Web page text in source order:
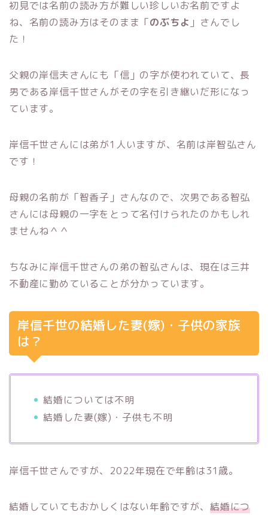
初見では名前の読み方が難しい珍しいお名前ですよ
ね、名前の読み方はそのまま「のぶちよ 」さんでし
た！
父親の岸信夫さんにも「信」の字が使われていて、長
男である岸信千世さんがその字を引き継いだ形になっ
ています。
岸信千世さんには弟が1人いますが、名前は岸智弘さん
です！
母親の名前が「智香子」さんなので、次男である智弘
さんには母親の一字をとって名付けられたのかもしれ
ませんね＾＾
ちなみに岸信千世さんの弟の智弘さんは、現在は三井
不動産に勤めていることが分かっています。
岸信千世の結婚した妻(嫁)・子供の家族
は？
結婚については不明
結婚した妻(嫁)・子供も不明
岸信千世さんですが、2022年現在で年齢は31歳。
結婚していてもおかしくはない年齢ですが、 結婚につ